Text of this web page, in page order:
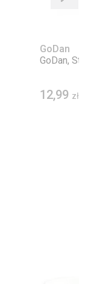
GoDan
GoDan,
12,99 zł